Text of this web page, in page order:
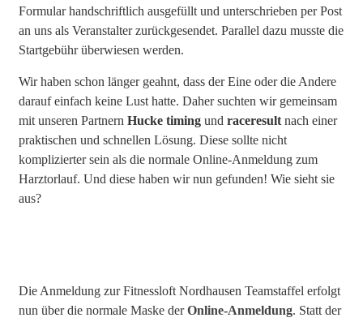
Formular handschriftlich ausgefüllt und unterschrieben per Post
an uns als Veranstalter zurückgesendet. Parallel dazu musste die
Startgebühr überwiesen werden.
Wir haben schon länger geahnt, dass der Eine oder die Andere
darauf einfach keine Lust hatte. Daher suchten wir gemeinsam
mit unseren PartnernHucke timing undraceresult nach einer
praktischen und schnellen Lösung. Diese sollte nicht
komplizierter sein als die normale Online-Anmeldung zum
Harztorlauf. Und diese haben wir nun gefunden! Wie sieht sie
aus?
Die Anmeldung zur Fitnessloft Nordhausen Teamstaffel erfolgt
nun über die normale Maske derOnline-Anmeldung. Statt der